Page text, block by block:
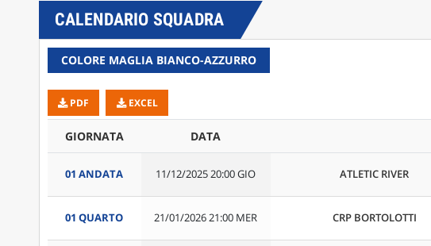
CALENDARIO SQUADRA
COLORE MAGLIA BIANCO-AZZURRO
PDF EXCEL
GIORNATA DATA
01 ANDATA 11/12/2025 20:00 GIO ATLETIC RIVER
01 QUARTO 21/01/2026 21:00 MER CRP BORTOLOTTI